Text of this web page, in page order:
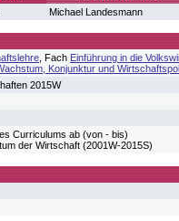
Michael Landesmann
, Fach Einführung in die
Konjunktur und
2015W
Curriculums ab (von - bis)
der Wirtschaft (2001W-2015S)